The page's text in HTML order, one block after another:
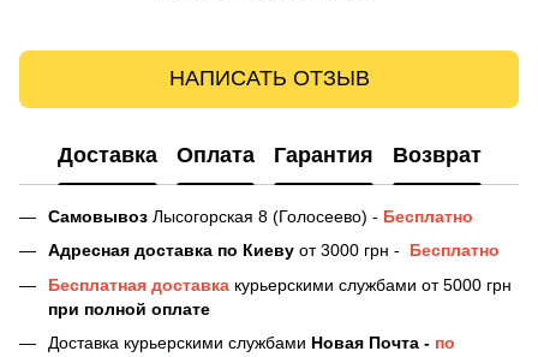
НАПИСАТЬ ОТЗЫВ
Доставка Оплата Гарантия Возврат
Самовывоз Лысогорская 8 (Голосеево) - Бесплатно
Адресная доставка по Киеву от 3000 грн -
Бесплатно
Бесплатная доставка курьерскими службами от 5000 грн
при полной оплате
Доставка курьерскими службами Новая Почта - по